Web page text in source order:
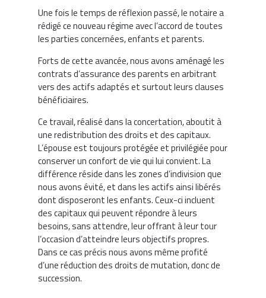
Une fois le temps de réflexion passé, le notaire a
rédigé ce nouveau régime avec l’accord de toutes
les parties concernées, enfants et parents.
Forts de cette avancée, nous avons aménagé les
contrats d’assurance des parents en arbitrant
vers des actifs adaptés et surtout leurs clauses
bénéficiaires.
Ce travail, réalisé dans la concertation, aboutit à
une redistribution des droits et des capitaux.
L’épouse est toujours protégée et privilégiée pour
conserver un confort de vie qui lui convient. La
différence réside dans les zones d’indivision que
nous avons évité, et dans les actifs ainsi libérés
dont disposeront les enfants. Ceux-ci incluent
des capitaux qui peuvent répondre à leurs
besoins, sans attendre, leur offrant à leur tour
l’occasion d’atteindre leurs objectifs propres.
Dans ce cas précis nous avons même profité
d’une réduction des droits de mutation, donc de
succession.